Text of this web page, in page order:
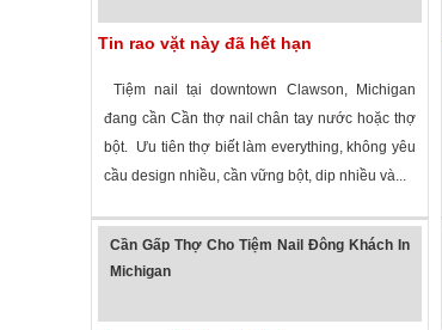
Tin rao vặt này đã hết hạn
Tiệm nail tại downtown Clawson, Michigan
đang cần Cần thợ nail chân tay nước hoặc thợ
bột. Ưu tiên thợ biết làm everything, không yêu
cầu design nhiều, cần vững bột, dip nhiều và...
Cần Gấp Thợ Cho Tiệm Nail Đông Khách In
Michigan